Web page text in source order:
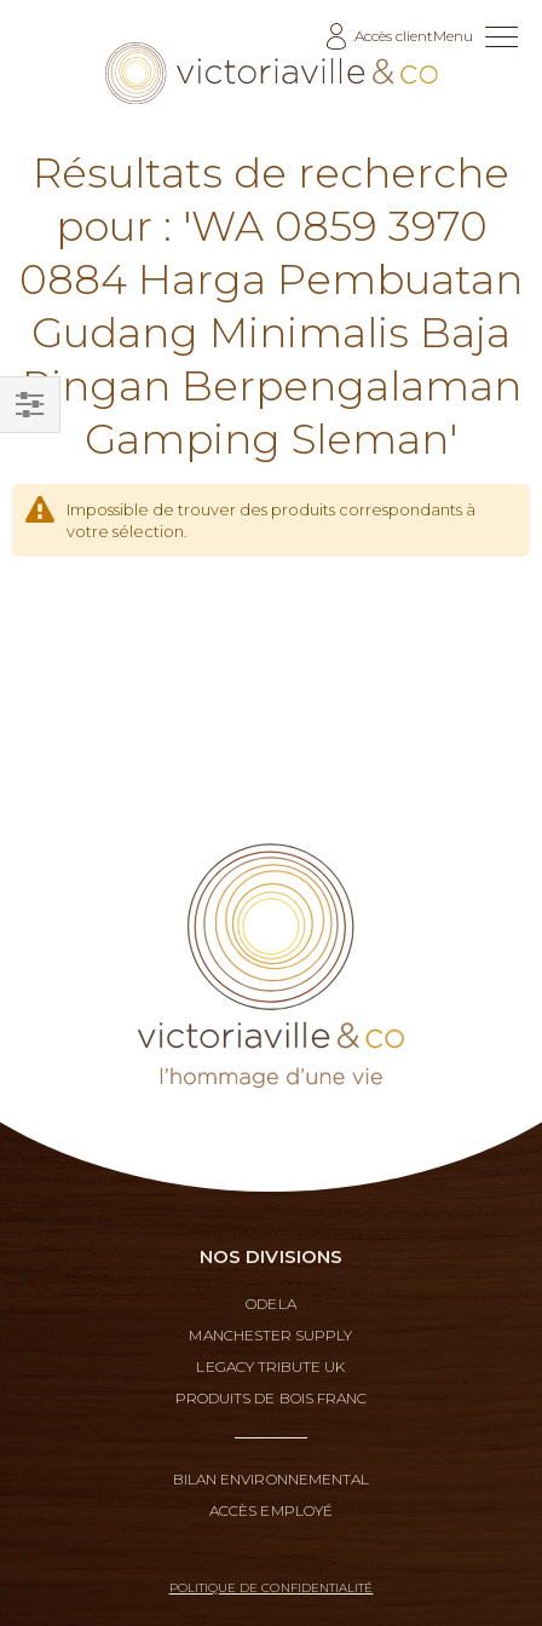
Accès clientMenu
Résultats de recherche
pour : 'WA 0859 3970
0884 Harga Pembuatan
Gudang Minimalis Baja
Ringan Berpengalaman
Gamping Sleman'
Impossible de trouver des produits correspondants à
votre sélection.
Filtrer
NOS DIVISIONS
ODELA
MANCHESTER SUPPLY
LEGACY TRIBUTE UK
PRODUITS DE BOIS FRANC
BILAN ENVIRONNEMENTAL
ACCÈS EMPLOYÉ
POLITIQUE DE CONFIDENTIALITÉ